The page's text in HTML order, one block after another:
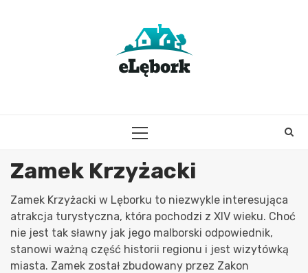
PRIMARY
Zamek Krzyżacki
Zamek Krzyżacki w Lęborku to niezwykle interesująca
atrakcja turystyczna, która pochodzi z XIV wieku. Choć
nie jest tak sławny jak jego malborski odpowiednik,
stanowi ważną część historii regionu i jest wizytówką
miasta. Zamek został zbudowany przez Zakon